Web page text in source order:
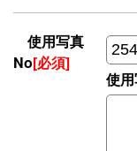
使用写真
No[必須]
使